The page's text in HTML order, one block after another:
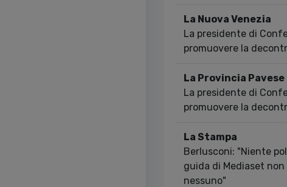
La Nuova Venezia
La presidente di
promuovere la
La Provincia Pavese
La presidente di
promuovere la
La Stampa
Berlusconi: "Niente
guida di Mediaset non
nessuno"